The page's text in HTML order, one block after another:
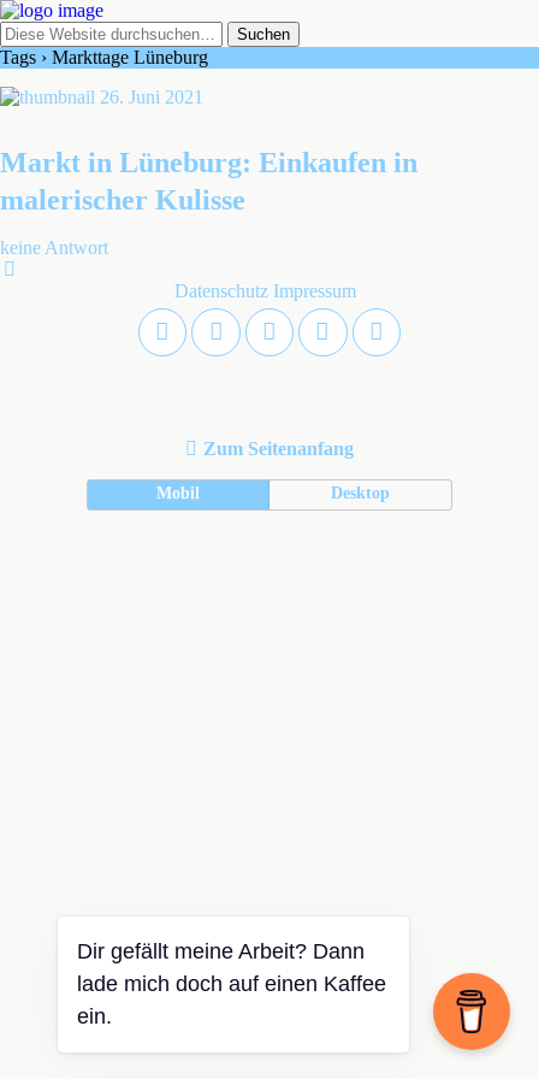
Tags › Markttage Lüneburg
26. Juni 2021
Markt in Lüneburg: Einkaufen in
malerischer Kulisse
keine Antwort
Datenschutz Impressum
Zum Seitenanfang
Mobil Desktop
Dir gefällt meine Arbeit? Dann
lade mich doch auf einen Kaffee
ein.